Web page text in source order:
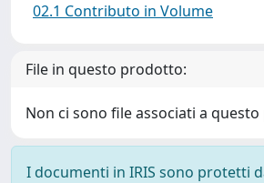
02.1 Contributo in Volume
File in questo prodotto:
Non ci sono file associati a
I documenti in IRIS sono protetti